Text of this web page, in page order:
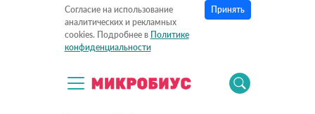
Согласие на использование
аналитических и рекламных
cookies. Подробнее в Политике
конфиденциальности
Принять